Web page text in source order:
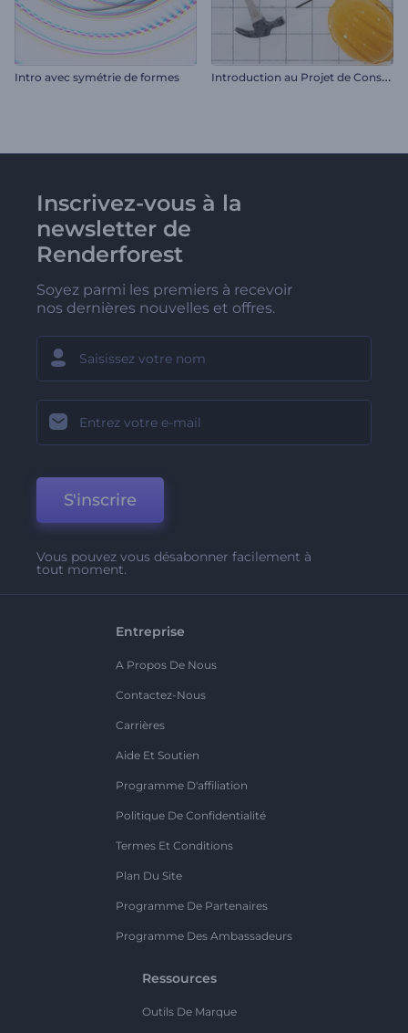
Intro avec symétrie de formes I
ntroduction au Projet de Construction
Inscrivez-vous à la
newsletter de
Renderforest
Soyez parmi les premiers à recevoir
nos dernières nouvelles et offres.
S'inscrire
Vous pouvez vous désabonner facilement à
tout moment.
Entreprise
A Propos De Nous
Contactez-Nous
Carrières
Aide Et Soutien
Programme D'affiliation
Politique De Confidentialité
Termes Et Conditions
Plan Du Site
Programme De Partenaires
Programme Des Ambassadeurs
Ressources
Outils De Marque